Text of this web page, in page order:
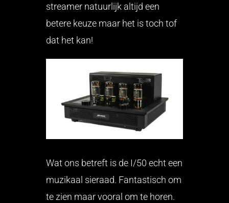
streamer natuurlijk altijd een
betere keuze maar het is toch tof
dat het kan!
Wat ons betreft is de I/50 echt een
muzikaal sieraad. Fantastisch om
te zien maar vooral om te horen.